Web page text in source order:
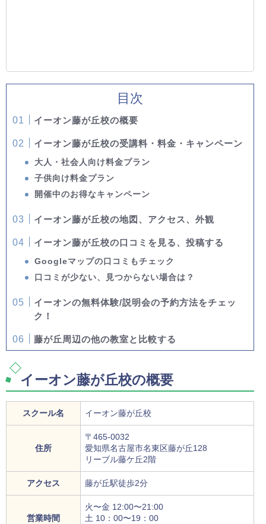
目次
イーオン藤が丘校の概要
イーオン藤が丘校の受講料・料金・キャンペーン
大人・社会人向け料金プラン
子供向け料金プラン
開催中のお得なキャンペーン
イーオン藤が丘校の地図、アクセス、外観
イーオン藤が丘校の口コミを見る、投稿する
Googleマップの口コミもチェック
口コミが少ない、見つからない場合は？
イーオンの無料体験/説明会の予約方法をチェッ
ク！
藤が丘周辺の他の教室と比較する
イーオン藤が丘校の概要
スクール名 イーオン藤が丘校
住所
〒465-0032
愛知県名古屋市名東区藤が丘128
リーブル藤ケ丘2階
アクセス 藤が丘駅徒歩2分
営業時間
火〜金 12:00〜21:00
土 10：00〜19：00